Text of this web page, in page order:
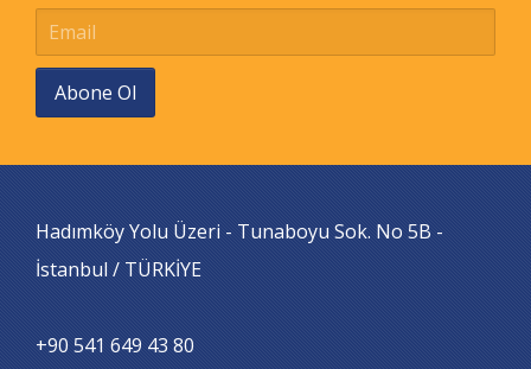
Abone Ol
Hadımköy Yolu Üzeri - Tunaboyu Sok. No 5B -
İstanbul / TÜRKİYE
+90 541 649 43 80